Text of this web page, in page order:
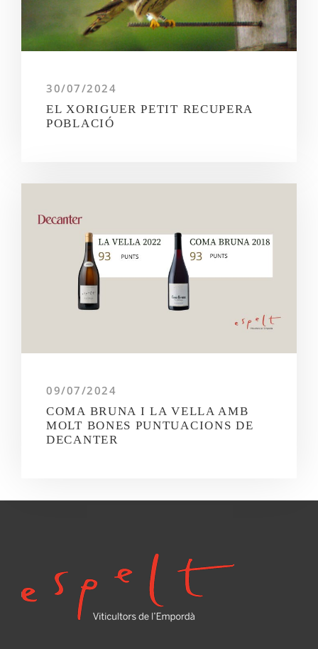
30/07/2024
EL XORIGUER PETIT RECUPERA
POBLACIÓ
09/07/2024
COMA BRUNA I LA VELLA AMB
MOLT BONES PUNTUACIONS DE
DECANTER